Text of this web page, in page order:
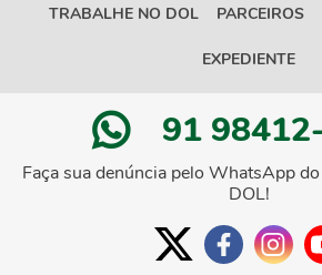
TRABALHE NO DOL PARCEIROS
EXPEDIENTE
91
Faça sua denúncia pelo WhatsApp
DOL!